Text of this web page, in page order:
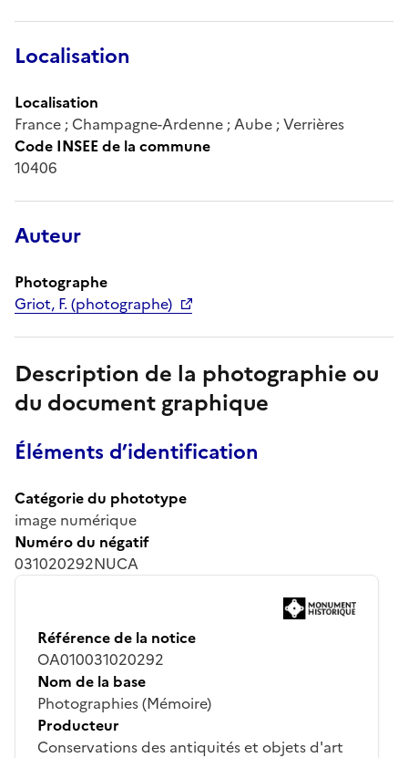
Localisation
Localisation
France ; Champagne-Ardenne ; Aube ; Verrières
Code INSEE de la commune
10406
Auteur
Photographe
Griot, F. (photographe)
Description de la photographie ou
du document graphique
Éléments d’identification
Catégorie du phototype
image numérique
Numéro du négatif
031020292NUCA
Référence de la notice
OA010031020292
Nom de la base
Photographies (Mémoire)
Producteur
Conservations des antiquités et objets d'art